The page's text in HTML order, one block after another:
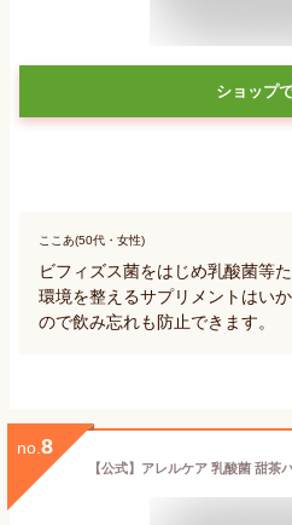
ショップ
ここあ(50代・女性)
ビフィズス菌をはじめ乳酸菌等
環境を整えるサプリメントはい
ので飲み忘れも防止できます。
no. 8